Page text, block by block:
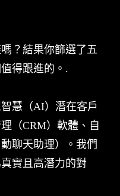
？結果你篩選了五
得跟進的。.
慧（AI）潛在客戶
（CRM）軟體、自
聊天助理）。我們
實且高潛力的對